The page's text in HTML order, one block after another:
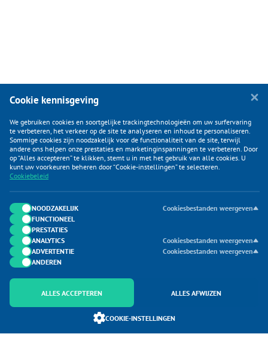
KLANTENSERVICE
CATEGORIEËN
DUIJVELAAR E-COMMERCE
CONTACTEN
Onderdeel van Duijvelaar E-commerce
SoloMono.net
Cookie kennisgeving
We gebruiken cookies en soortgelijke trackingtechnologieën om uw surfervaring
te verbeteren, het verkeer op de site te analyseren en inhoud te personaliseren.
Sommige cookies zijn noodzakelijk voor de functionaliteit van de site, terwijl
andere ons helpen onze prestaties en marketinginspanningen te verbeteren. Door
op “Alles accepteren” te klikken, stemt u in met het gebruik van alle cookies. U
kunt uw voorkeuren beheren door “Cookie-instellingen” te selecteren.
Cookiebeleid
NOODZAKELIJK
Cookiesbestanden weergeven
FUNCTIONEEL
PRESTATIES
ANALYTICS
Cookiesbestanden weergeven
ADVERTENTIE
Cookiesbestanden weergeven
ANDEREN
ALLES ACCEPTEREN ALLES AFWIJZEN
COOKIE-INSTELLINGEN